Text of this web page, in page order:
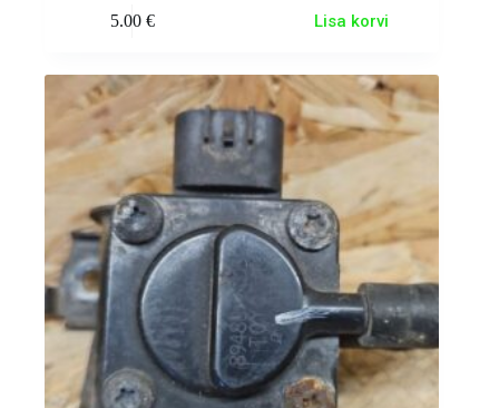
5.00 € Lisa korvi